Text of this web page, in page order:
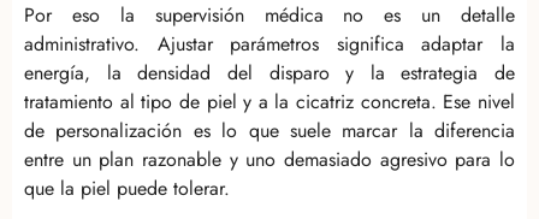
Por eso la supervisión médica no es un detalle
administrativo. Ajustar parámetros significa adaptar la
energía, la densidad del disparo y la estrategia de
tratamiento al tipo de piel y a la cicatriz concreta. Ese nivel
de personalización es lo que suele marcar la diferencia
entre un plan razonable y uno demasiado agresivo para lo
que la piel puede tolerar.